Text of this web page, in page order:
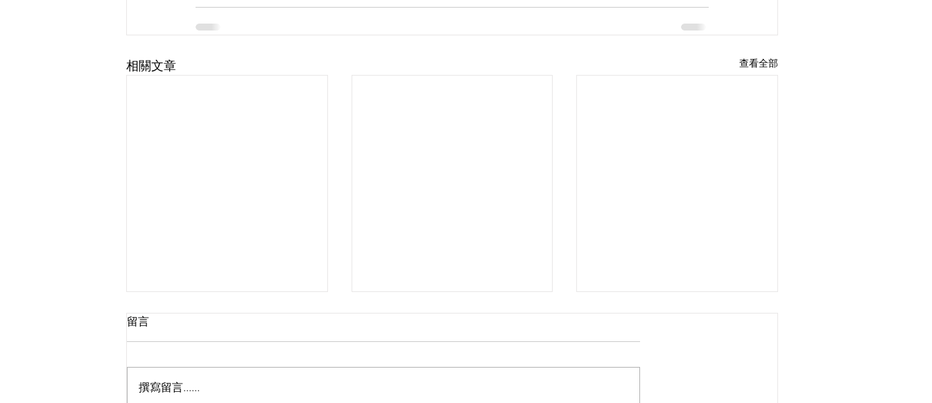
相關文章 查看全部
留言
撰寫留言......